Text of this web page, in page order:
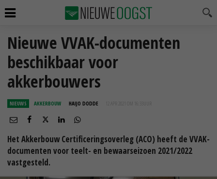
Nieuwe VVAK-documenten
beschikbaar voor
akkerbouwers
NIEUWS AKKERBOUW HAIJO DODDE 12 APR 2021 OM 16:33
Het Akkerbouw Certificeringsoverleg (ACO) heeft de VVAK-
documenten voor teelt- en bewaarseizoen 2021/2022
vastgesteld.